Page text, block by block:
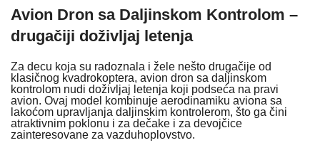
Avion Dron sa Daljinskom Kontrolom –
drugačiji doživljaj letenja
Za decu koja su radoznala i žele nešto drugačije od
klasičnog kvadrokoptera, avion dron sa daljinskom
kontrolom nudi doživljaj letenja koji podseća na pravi
avion. Ovaj model kombinuje aerodinamiku aviona sa
lakoćom upravljanja daljinskim kontrolerom, što ga čini
atraktivnim poklonu i za dečake i za devojčice
zainteresovane za vazduhoplovstvo.